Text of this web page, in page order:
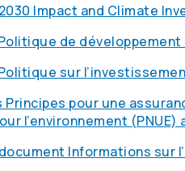
Impact and Climate
de développement
sur
pour une
l’environnement
Informations sur